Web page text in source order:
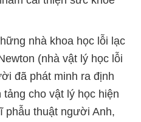
nhà khoa học lỗi lạc
(nhà vật lý học lỗi
đã phát minh ra định
cho vật lý học hiện
phẫu thuật người Anh,